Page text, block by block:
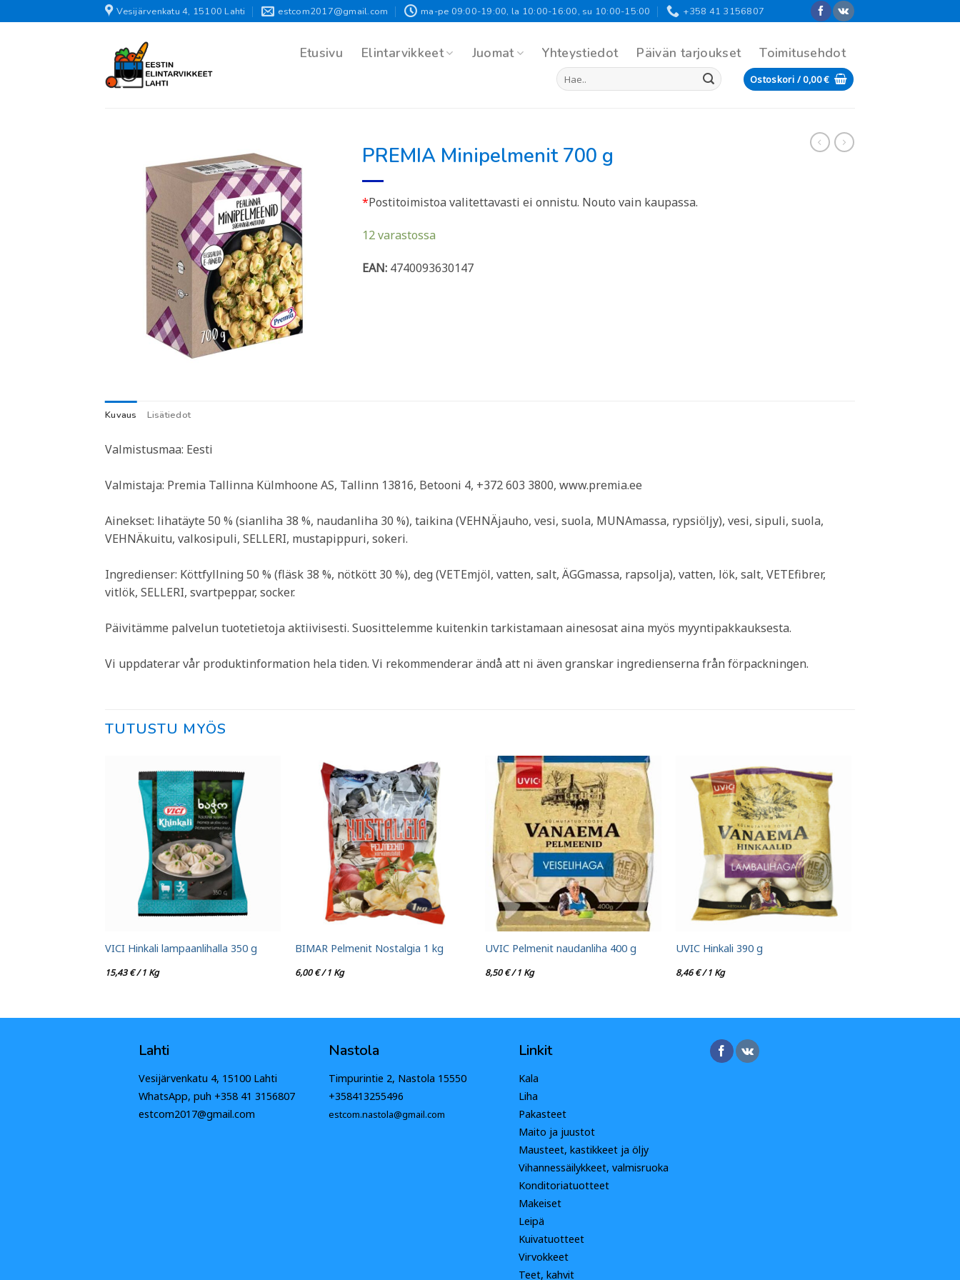
to
Vesijärvenkatu 4, 15100 Lahti estcom2017@gmail.com ma-pe 09:00-19:00, la 10:00-16:00, su 10:00-15:00 +358 41 3156807
Etusivu Elintarvikkeet Juomat Yhteystiedot Päivän tarjoukset Toimitusehdot
Etsi: Ostoskori /0,00€
PREMIA Minipelmenit 700 g
*Postitoimistoa valitettavasti ei onnistu. Nouto vain kaupassa.
12 varastossa
EAN:4740093630147
Kuvaus Lisätiedot
Valmistusmaa: Eesti
Valmistaja: Premia Tallinna Külmhoone AS, Tallinn 13816, Betooni 4, +372 603 3800, www.premia.ee
Ainekset: lihatäyte 50 % (sianliha 38 %, naudanliha 30 %), taikina (VEHNÄjauho, vesi, suola, MUNAmassa, rypsiöljy), vesi, sipuli, suola,
VEHNÄkuitu, valkosipuli, SELLERI, mustapippuri, sokeri.
Ingredienser: Köttfyllning 50 % (fläsk 38 %, nötkött 30 %), deg (VETEmjöl, vatten, salt, ÄGGmassa, rapsolja), vatten, lök, salt, VETEfibrer,
vitlök, SELLERI, svartpeppar, socker.
Päivitämme palvelun tuotetietoja aktiivisesti. Suosittelemme kuitenkin tarkistamaan ainesosat aina myös myyntipakkauksesta.
Vi uppdaterar vår produktinformation hela tiden. Vi rekommenderar ändå att ni även granskar ingredienserna från förpackningen.
TUTUSTU MYÖS
VICI Hinkali lampaanlihalla 350 g
15,43€/ 1 Kg
BIMAR Pelmenit Nostalgia 1 kg
6,00€/ 1 Kg
UVIC Pelmenit naudanliha 400 g
8,50€/ 1 Kg
UVIC Hinkali 390 g
8,46€/ 1 Kg
Lahti
Vesijärvenkatu 4, 15100 Lahti
WhatsApp, puh +358 41 3156807
estcom2017@gmail.com
Nastola
Timpurintie 2, Nastola 15550
+358413255496
estcom.nastola@gmail.com
Linkit
Kala
Liha
Pakasteet
Maito ja juustot
Mausteet, kastikkeet ja öljy
Vihannessäilykkeet, valmisruoka
Konditoriatuotteet
Makeiset
Leipä
Kuivatuotteet
Virvokkeet
Teet, kahvit